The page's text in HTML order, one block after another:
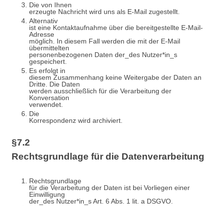
Die von Ihnen
erzeugte Nachricht wird uns als E-Mail zugestellt.
Alternativ
ist eine Kontaktaufnahme über die bereitgestellte E-Mail-
Adresse
möglich. In diesem Fall werden die mit der E-Mail
übermittelten
personenbezogenen Daten der_des Nutzer*in_s
gespeichert.
Es erfolgt in
diesem Zusammenhang keine Weitergabe der Daten an
Dritte. Die Daten
werden ausschließlich für die Verarbeitung der
Konversation
verwendet.
Die
Korrespondenz wird archiviert.
§7.2
Rechtsgrundlage für die Datenverarbeitung
Rechtsgrundlage
für die Verarbeitung der Daten ist bei Vorliegen einer
Einwilligung
der_des Nutzer*in_s Art. 6 Abs. 1 lit. a DSGVO.